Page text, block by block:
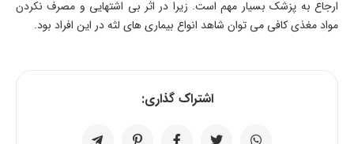
ارجاع به پزشک بسیار مهم است. زیرا در اثر بی اشتهایی و مصرف نکردن
مواد مغذی کافی می توان شاهد انواع بیماری های لثه در این افراد بود.
اشتراک گذاری: